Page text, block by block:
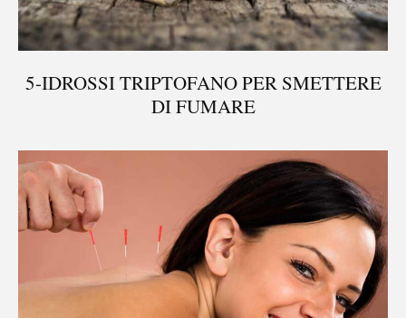
5-IDROSSI TRIPTOFANO PER SMETTERE
DI FUMARE